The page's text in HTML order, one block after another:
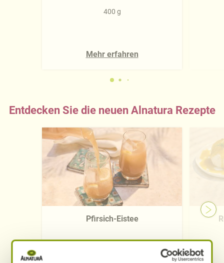
400 g
Mehr erfahren
Entdecken Sie die neuen Alnatura Rezepte
Pfirsich-Eistee